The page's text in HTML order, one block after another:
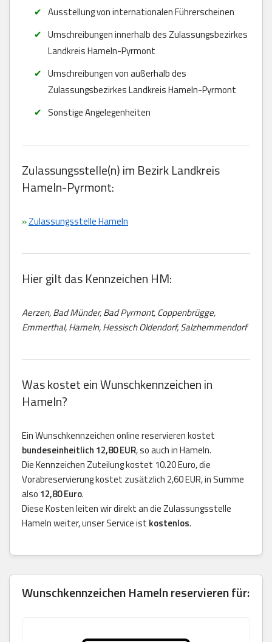
Ausstellung von internationalen Führerscheinen
Umschreibungen innerhalb des Zulassungsbezirkes
Landkreis Hameln-Pyrmont
Umschreibungen von außerhalb des
Zulassungsbezirkes Landkreis Hameln-Pyrmont
Sonstige Angelegenheiten
Zulassungsstelle(n) im Bezirk Landkreis
Hameln-Pyrmont:
»Zulassungsstelle Hameln
Hier gilt das Kennzeichen HM:
Aerzen, Bad Münder, Bad Pyrmont, Coppenbrügge,
Emmerthal, Hameln, Hessisch Oldendorf, Salzhemmendorf
Was kostet ein Wunschkennzeichen in
Hameln?
Ein Wunschkennzeichen online reservieren kostet
bundeseinheitlich 12,80 EUR, so auch in Hameln.
Die Kennzeichen Zuteilung kostet 10.20 Euro, die
Vorabreservierung kostet zusätzlich 2,60 EUR, in Summe
also 12,80 Euro.
Diese Kosten leiten wir direkt an die Zulassungsstelle
Hameln weiter, unser Service ist kostenlos.
Wunschkennzeichen Hameln reservieren für: